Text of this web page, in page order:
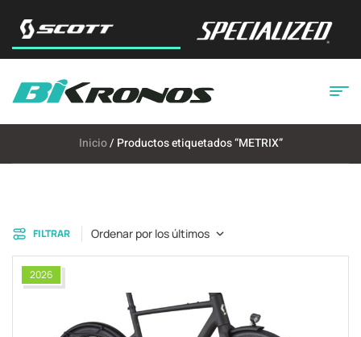
Inicio/ Productos etiquetados “METRIX”
FILTRAR Ordenar por los últimos
2026